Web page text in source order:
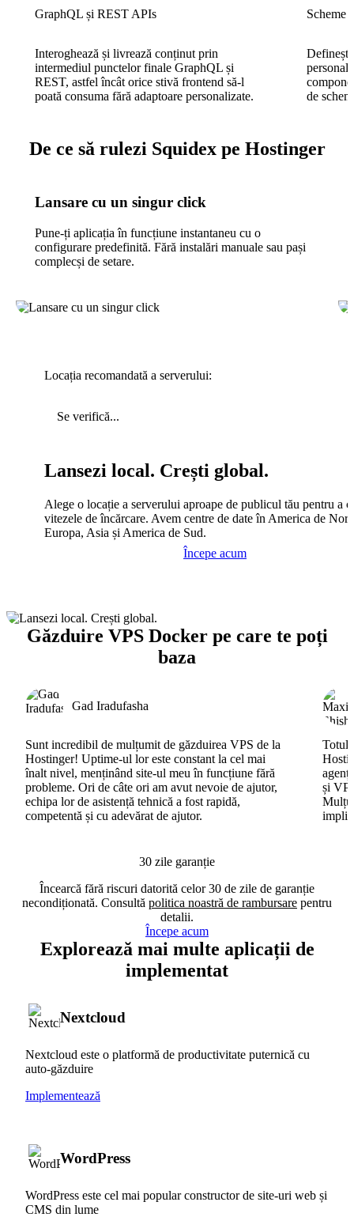
GraphQL și REST APIs
Interoghează și livrează conținut prin
intermediul punctelor finale GraphQL și
REST, astfel încât orice stivă frontend să-l
poată consuma fără adaptoare personalizate.
Scheme
de
De ce să rulezi Squidex pe Hostinger
Lansare cu un singur click
Pune-ți aplicația în funcțiune instantaneu cu o
configurare predefinită. Fără instalări manuale sau pași
complecși de setare.
Locația recomandată a serverului:
Se verifică...
Lansezi local. Crești global.
Alege o locație a serverului aproape de publicul tău pentru a
vitezele de încărcare. Avem centre de date în America de
Europa, Asia și America de Sud.
Începe acum
Găzduire VPS Docker pe care te poți
baza
Gad Iradufasha
Sunt incredibil de mulțumit de găzduirea VPS de la
Hostinger! Uptime-ul lor este constant la cel mai
înalt nivel, menținând site-ul meu în funcțiune fără
probleme. Ori de câte ori am avut nevoie de ajutor,
echipa lor de asistență tehnică a fost rapidă,
competentă și cu adevărat de ajutor.
Totul
și
30 zile garanție
Încearcă fără riscuri datorită celor 30 de zile de garanție
necondiționată. Consultă politica noastră de rambursare pentru
detalii.
Începe acum
Explorează mai multe aplicații de
implementat
Nextcloud
Nextcloud este o platformă de productivitate puternică cu
auto-găzduire
Implementează
WordPress
WordPress este cel mai popular constructor de site-uri web și
CMS din lume